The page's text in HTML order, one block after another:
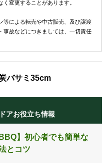
変更することがあります。
による転売や中古販売、及び譲渡
事故などにつきましては、一切責任
バサミ35cm
アお役立ち情報
】初心者でも簡単な
とコツ